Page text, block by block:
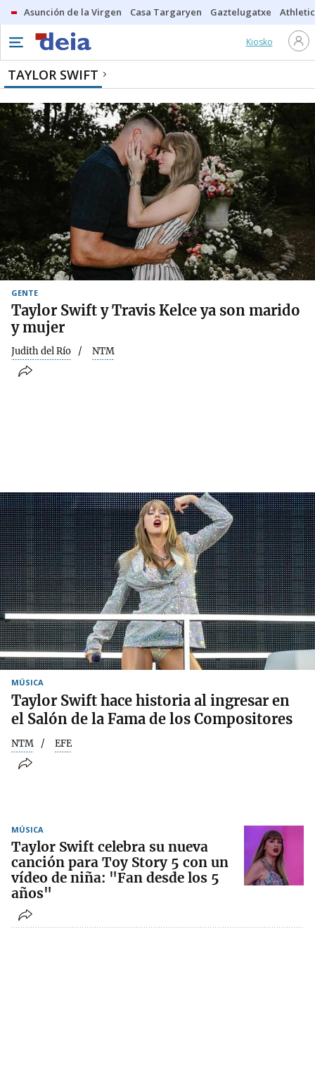
Asunción de la Virgen Casa Targaryen Gaztelugatxe Athletic
Kiosko
TAYLOR SWIFT
GENTE
Taylor Swift y Travis Kelce ya son marido
y mujer
Judith del Río NTM
MÚSICA
Taylor Swift hace historia al ingresar en
el Salón de la Fama de los Compositores
NTM EFE
MÚSICA
Taylor Swift celebra su nueva
canción para Toy Story 5 con un
vídeo de niña: "Fan desde los 5
años"